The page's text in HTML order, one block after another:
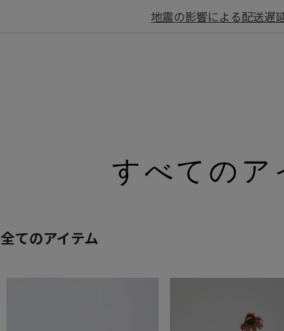
地震の影響による配送遅
すべてのア
全てのアイテム